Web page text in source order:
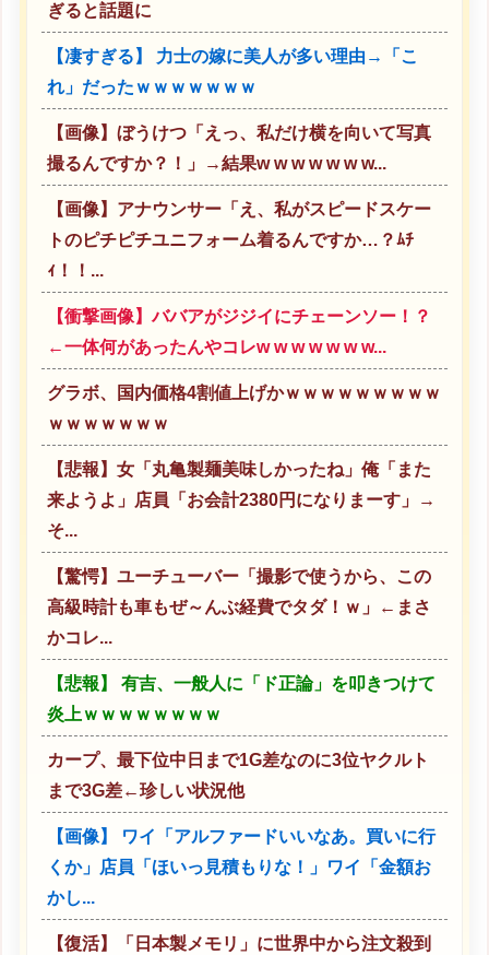
ぎると話題に
【凄すぎる】 力士の嫁に美人が多い理由→「こ
れ」だったｗｗｗｗｗｗｗ
【画像】ぼうけつ「えっ、私だけ横を向いて写真
撮るんですか？！」→結果w w w w w w w...
【画像】アナウンサー「え、私がスピードスケー
トのピチピチユニフォーム着るんですか…？ﾑﾁ
ｨ！！...
【衝撃画像】ババアがジジイにチェーンソー！？
←一体何があったんやコレw w w w w w w...
グラボ、国内価格4割値上げかｗｗｗｗｗｗｗｗｗ
ｗｗｗｗｗｗｗ
【悲報】女「丸亀製麺美味しかったね」俺「また
来ようよ」店員「お会計2380円になりまーす」→
そ...
【驚愕】ユーチューバー「撮影で使うから、この
高級時計も車もぜ～んぶ経費でタダ！ｗ」←まさ
かコレ...
【悲報】 有吉、一般人に「ド正論」を叩きつけて
炎上ｗｗｗｗｗｗｗｗ
カープ、最下位中日まで1G差なのに3位ヤクルト
まで3G差←珍しい状況他
【画像】 ワイ「アルファードいいなあ。買いに行
くか」店員「ほいっ見積もりな！」ワイ「金額お
かし...
【復活】「日本製メモリ」に世界中から注文殺到